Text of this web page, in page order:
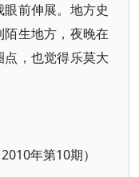
前伸展。地方史
生地方，夜晚在
，也觉得乐莫大
年第10期）